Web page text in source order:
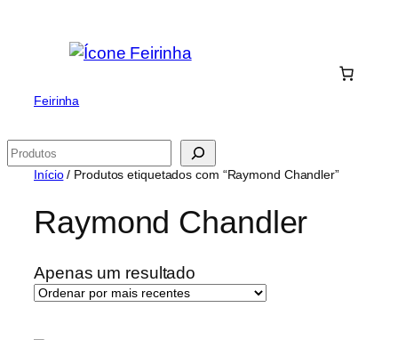
Feirinha
Pesquisar
Início/ Produtos etiquetados com “Raymond Chandler”
Raymond Chandler
Apenas um resultado